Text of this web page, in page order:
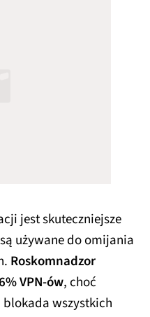
jest skuteczniejsze
używane do omijania
Roskomnadzor
VPN-ów, choć
blokada wszystkich